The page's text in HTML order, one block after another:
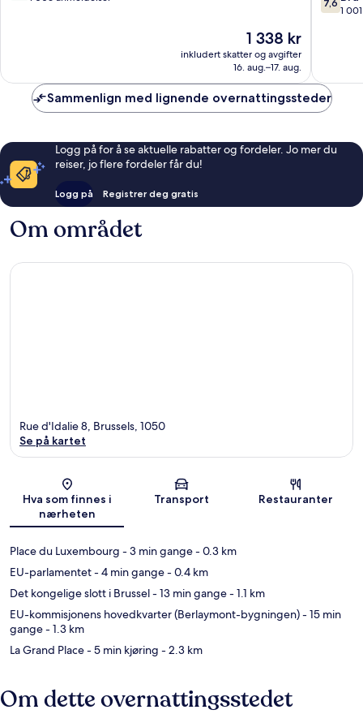
Prisen
1 338 kr
1 338 kr
inkludert skatter og avgifter
16. aug.–17. aug.
av
7,6
1
Sammenlign med lignende overnattingssteder
Logg på for å se aktuelle rabatter og fordeler. Jo mer du
reiser, jo flere fordeler får du!
Logg på Registrer deg gratis
Om området
Kart
Rue d'Idalie 8, Brussels, 1050
Se på kartet
Hva som finnes i
nærheten
Transport Restauranter
Place du Luxembourg - 3 min gange- 0.3 km
EU-parlamentet- 4 min gange- 0.4 km
Det kongelige slott i Brussel- 13 min gange- 1.1 km
EU-kommisjonens hovedkvarter (Berlaymont-bygningen)- 15 min
gange- 1.3 km
La Grand Place- 5 min kjøring - 2.3 km
Om dette overnattingsstedet